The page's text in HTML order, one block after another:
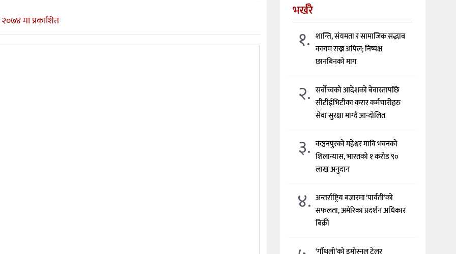
मा प्रकाशित
भर्खरै
१. शान्ति, संयमता र सामाजिक सद्भाव
कायम राख्न अपिल; निष्पक्ष
छानबिनको माग
२. सर्वोच्चको आदेशको बेवास्तापछि
सीटीईभिटीका करार कर्मचारीहरु
सेवा सुरक्षा माग्दै आन्दोलित
३. कञ्चनपुरको महेश्वर मावि भवनको
शिलान्यास, भारतको १ करोड ९०
लाख अनुदान
४. अन्तर्राष्ट्रिय बजारमा ‘पार्वती’को
सफलता, अमेरिका प्रदर्शन अधिकार
बिक्री